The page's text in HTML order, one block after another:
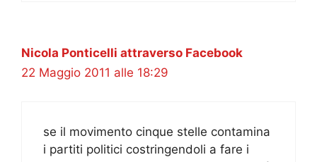
Nicola Ponticelli attraverso Facebook
22 Maggio 2011 alle 18:29
se il movimento cinque stelle contamina
i partiti politici costringendoli a fare i